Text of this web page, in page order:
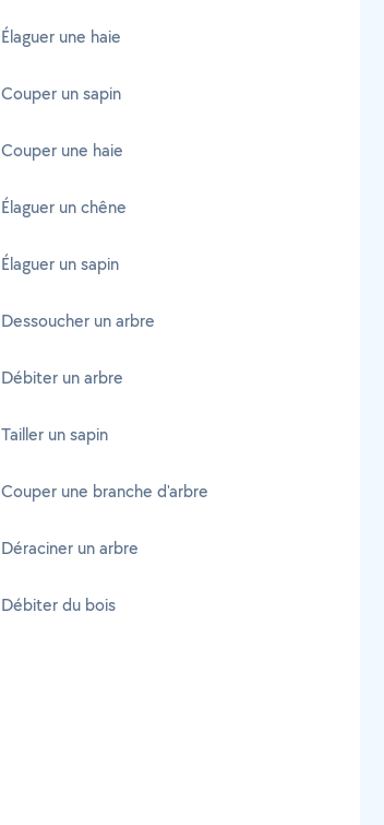
Élaguer une haie
Couper un sapin
Couper une haie
Élaguer un chêne
Élaguer un sapin
Dessoucher un arbre
Débiter un arbre
Tailler un sapin
Couper une branche d'arbre
Déraciner un arbre
Débiter du bois